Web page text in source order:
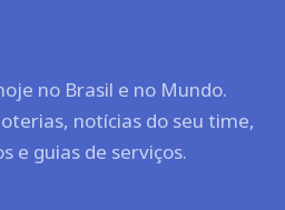
no Brasil e no Mundo.
notícias do seu time,
e guias de serviços.